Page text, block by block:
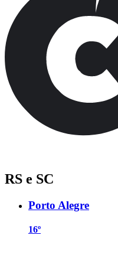
RS e SC
Porto Alegre
16º